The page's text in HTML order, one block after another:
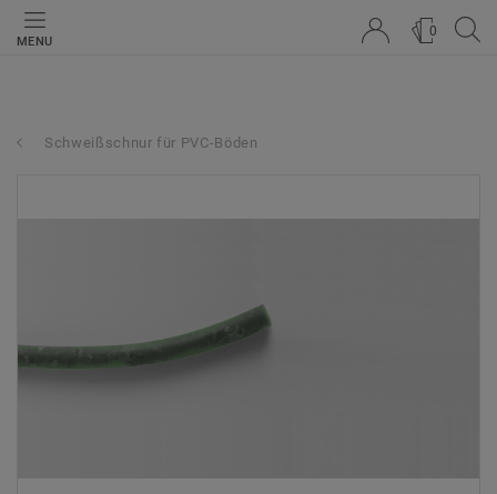
MENU
0
Schweißschnur für PVC-Böden